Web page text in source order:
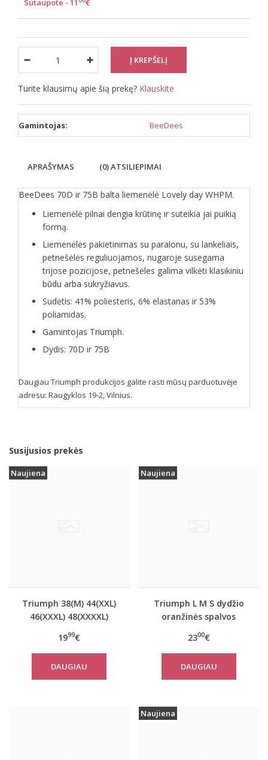
Sutaupote - 11 €
Turite klausimų apie šią prekę? Klauskite
Gamintojas: BeeDees
APRAŠYMAS (0) ATSILIEPIMAI
BeeDees 70D ir 75B balta liemenėlė Lovely day WHPM.
Liemenėlė pilnai dengia krūtinę ir suteikia jai puikią
formą.
Liemenėlės pakietinimas su paralonu, su lankeliais,
petnešėlės reguliuojamos, nugaroje susegama
trijose pozicijose, petnešėles galima vilkėti klasikiniu
būdu arba sukryžiavus.
Sudėtis: 41% poliesteris, 6% elastanas ir 53%
poliamidas.
Gamintojas Triumph.
Dydis: 70D ir 75B
Daugiau Triumph produkcijos galite rasti mūsų parduotuvėje
adresu: Raugyklos 19-2, Vilnius.
Susijusios prekės
Naujiena
Triumph 38(M) 44(XXL)
46(XXXL) 48(XXXXL)
spalvos marškinėliai Be
Pure Shirt 02
1999€
DAUGIAU
Naujiena
Triumph L M S dydžio
oranžinės spalvos
marškinėliai women
move FLOW LIGHT Tank
Top
2300€
DAUGIAU
Naujiena